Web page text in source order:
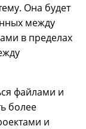
Она будет
между
в пределах
файлами и
более
и